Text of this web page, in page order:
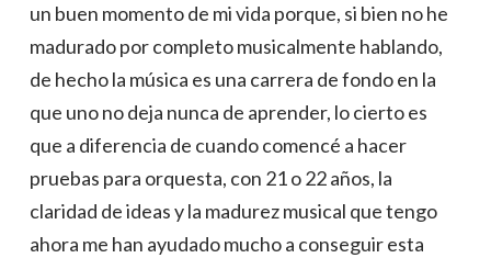
un buen momento de mi vida porque, si bien no he
madurado por completo musicalmente hablando,
de hecho la música es una carrera de fondo en la
que uno no deja nunca de aprender, lo cierto es
que a diferencia de cuando comencé a hacer
pruebas para orquesta, con 21 o 22 años, la
claridad de ideas y la madurez musical que tengo
ahora me han ayudado mucho a conseguir esta